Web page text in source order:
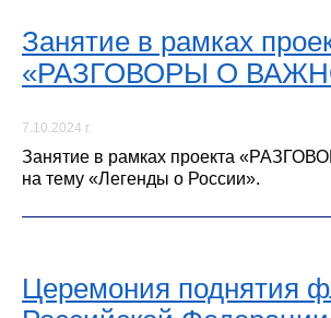
Занятие в рамках
«РАЗГОВОРЫ О
7.10.2024 г.
Занятие в рамках проекта
на тему «Легенды о России».
Церемония поднятия